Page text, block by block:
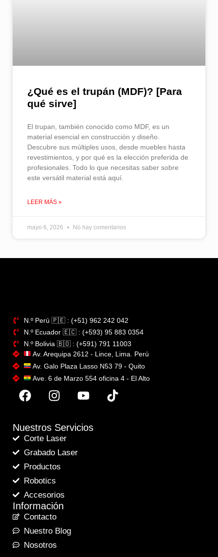
¿Qué es el trupán (MDF)? [Para
qué sirve]
El trupan, también conocido como MDF, es un
material esencial en construcción y diseño.
Descubre sus múltiples usos, desde muebles hasta
revestimientos, y por qué es la elección preferida de
profesionales. Todo lo que necesitas saber sobre
este versátil material está aquí.
LEER MÁS »
mayo 6, 2026 No hay comentarios
N.º Perú​ 🇵🇪 : (+51) 962 242 042
N.º Ecuador 🇪🇨 : (+593) 95 883 0354
N.º Bolivia 🇧🇴​ : (+591) 791 11003
Av. Arequipa 2612 - Lince, Lima. Perú
Av. Galo Plaza Lasso N53 79 - Quito
Ave. 6 de Marzo 554 oficina 4 - El Alto
Nuestros Servicios
Corte Laser
Grabado Laser
Productos
Robotics
Accesorios
Información
Contacto
Nuestro Blog
Nosotros